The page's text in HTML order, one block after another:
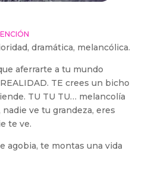
dramática, melancólica.
aferrarte a tu mundo
TE crees un bicho
TU TU TU… melancolía
ve tu grandeza, eres
te ve.
agobia, te montas una vida